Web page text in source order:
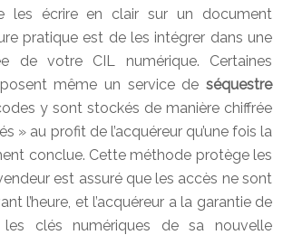
les écrire en clair sur un document
pratique est de les intégrer dans une
de votre CIL numérique. Certaines
même un service de séquestre
y sont stockés de manière chiffrée
» au profit de l’acquéreur qu’une fois la
conclue. Cette méthode protège les
est assuré que les accès ne sont
l’heure, et l’acquéreur a la garantie de
les clés numériques de sa nouvelle